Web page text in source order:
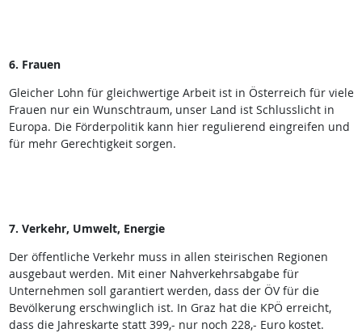
6. Frauen
Gleicher Lohn für gleichwertige Arbeit ist in Österreich für viele
Frauen nur ein Wunschtraum, unser Land ist Schlusslicht in
Europa. Die Förderpolitik kann hier regulierend eingreifen und
für mehr Gerechtigkeit sorgen.
7. Verkehr, Umwelt, Energie
Der öffentliche Verkehr muss in allen steirischen Regionen
ausgebaut werden. Mit einer Nahverkehrsabgabe für
Unternehmen soll garantiert werden, dass der ÖV für die
Bevölkerung erschwinglich ist. In Graz hat die KPÖ erreicht,
dass die Jahreskarte statt 399,- nur noch 228,- Euro kostet.